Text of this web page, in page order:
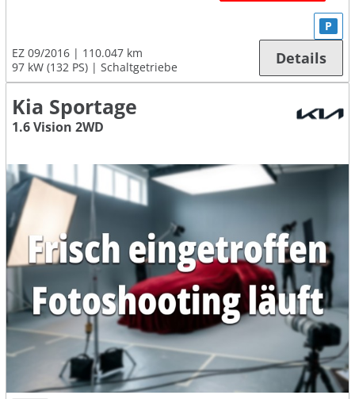
EZ 09/2016
110.047 km
97 kW (132 PS)
Schaltgetriebe
P
Details
Kia Sportage
1.6 Vision 2WD